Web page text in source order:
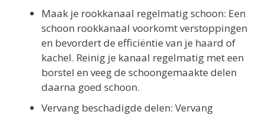
Maak je rookkanaal regelmatig schoon: Een
schoon rookkanaal voorkomt verstoppingen
en bevordert de efficiëntie van je haard of
kachel. Reinig je kanaal regelmatig met een
borstel en veeg de schoongemaakte delen
daarna goed schoon.
Vervang beschadigde delen: Vervang